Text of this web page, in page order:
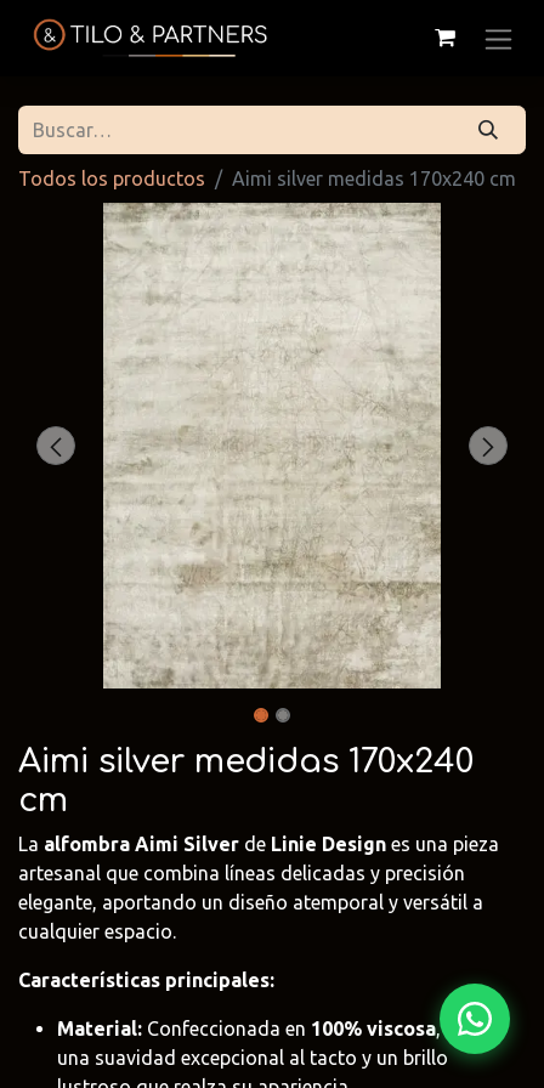
Todos los productos Aimi silver medidas 170x240 cm
Aimi silver medidas 170x240
cm
La alfombra Aimi Silver de Linie Design es una pieza
artesanal que combina líneas delicadas y precisión
elegante, aportando un diseño atemporal y versátil a
cualquier espacio.
Características principales:
Material: Confeccionada en 100% viscosa, ofrece
una suavidad excepcional al tacto y un brillo
Tilo & Partners
@tiloandpartners
Cattelan
@cattelan.uy
@edone.it
Franke
@franke.uy
Duravit
@tilobath
Fima Carlo
Frattini
@fima.uruguay
Adriani e
Rossi
@adrianierossi